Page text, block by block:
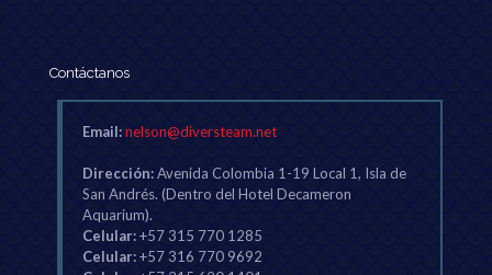
Contáctanos
Email:nelson@diversteam.net
Dirección:Avenida Colombia 1-19 Local 1, Isla de
San Andrés. (Dentro del Hotel Decameron
Aquarium).
Celular:+57 315 770 1285
Celular:+57 316 770 9692